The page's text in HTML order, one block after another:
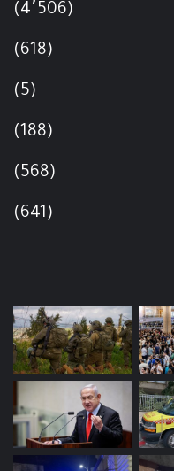
(4٬506)
(618)
(5)
(188)
(568)
(641)